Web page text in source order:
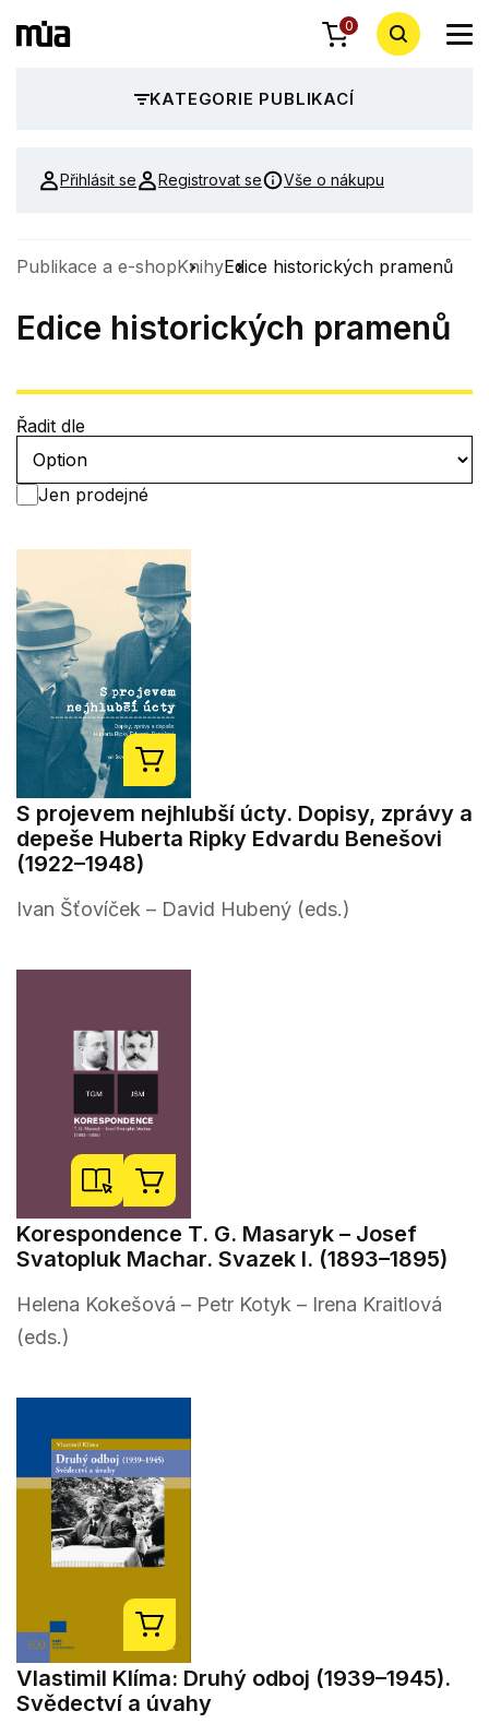
0
KATEGORIE PUBLIKACÍ
Přihlásit se Registrovat se Vše o nákupu
Publikace a e-shopKnihyEdice historických pramenů
Edice historických pramenů
Řadit dle
Jen prodejné
S projevem nejhlubší úcty. Dopisy, zprávy a
depeše Huberta Ripky Edvardu Benešovi
(1922–1948)
Ivan Šťovíček – David Hubený (eds.)
Korespondence T. G. Masaryk – Josef
Svatopluk Machar. Svazek I. (1893–1895)
Helena Kokešová – Petr Kotyk – Irena Kraitlová
(eds.)
Vlastimil Klíma: Druhý odboj (1939–1945).
Svědectví a úvahy